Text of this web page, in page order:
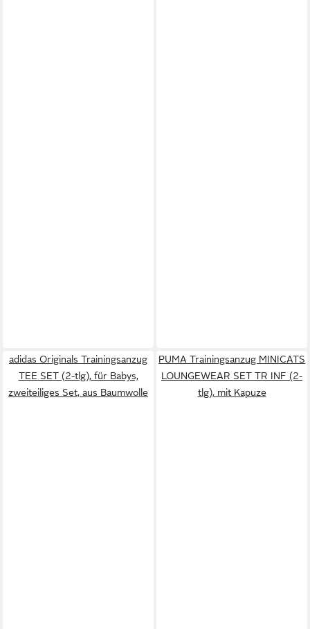
adidas Originals Trainingsanzug
TEE SET (2-tlg), für Babys,
zweiteiliges Set, aus Baumwolle
PUMA Trainingsanzug MINICATS
LOUNGEWEAR SET TR INF (2-
tlg), mit Kapuze